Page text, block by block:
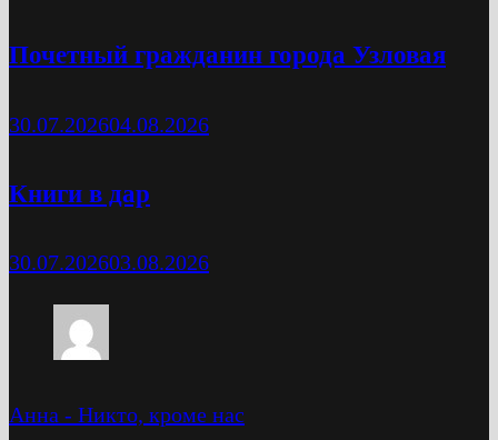
Почетный гражданин города Узловая
30.07.202604.08.2026
Книги в дар
30.07.202603.08.2026
Анна - Никто, кроме нас